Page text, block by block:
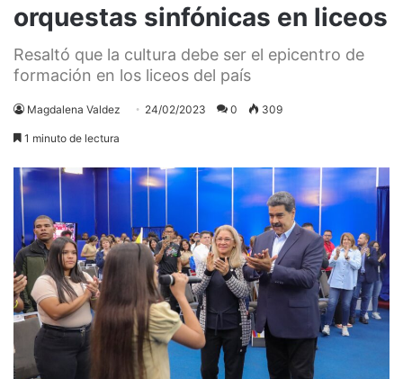
orquestas sinfónicas en liceos
Resaltó que la cultura debe ser el epicentro de
formación en los liceos del país
Magdalena Valdez 24/02/2023 0 309
1 minuto de lectura